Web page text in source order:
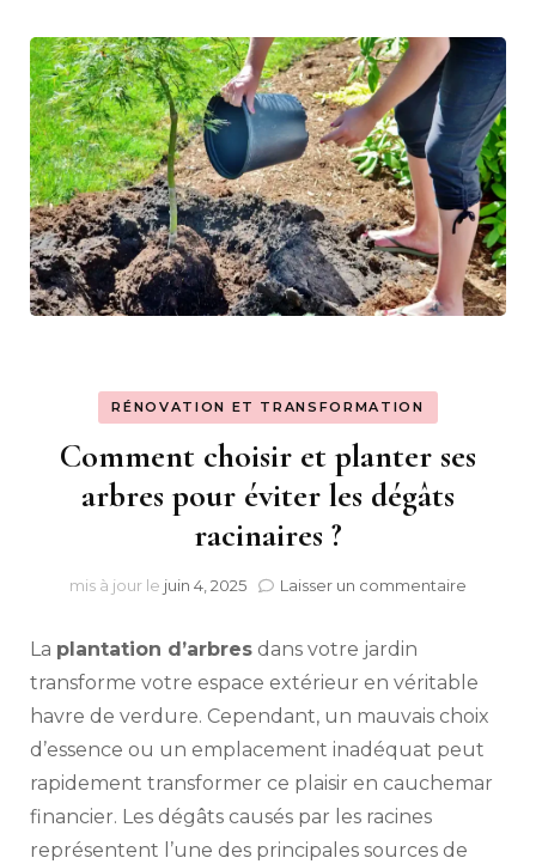
RÉNOVATION ET TRANSFORMATION
Comment choisir et planter ses
arbres pour éviter les dégâts
racinaires ?
mis à jour le juin 4, 2025 Laisser un commentaire
planter
ses
arbres
pour
éviter
La plantation d’arbres dans votre jardin
transforme votre espace extérieur en véritable
havre de verdure. Cependant, un mauvais choix
d’essence ou un emplacement inadéquat peut
rapidement transformer ce plaisir en cauchemar
financier. Les dégâts causés par les racines
représentent l’une des principales sources de